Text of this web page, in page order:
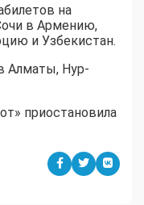
на
в Армению,
и Узбекистан.
Алматы, Нур-
приостановила